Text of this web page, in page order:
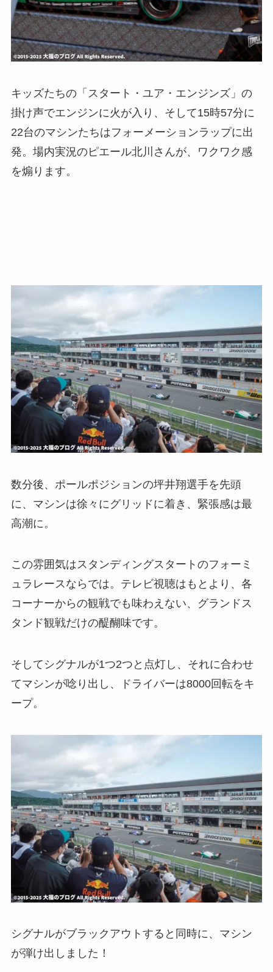
キッズたちの「スタート・ユア・エンジンズ」の
掛け声でエンジンに火が入り、そして15時57分に
22台のマシンたちはフォーメーションラップに出
発。場内実況のピエール北川さんが、ワクワク感
を煽ります。
数分後、ポールポジションの坪井翔選手を先頭
に、マシンは徐々にグリッドに着き、緊張感は最
高潮に。
この雰囲気はスタンディングスタートのフォーミ
ュラレースならでは。テレビ視聴はもとより、各
コーナーからの観戦でも味わえない、グランドス
タンド観戦だけの醍醐味です。
そしてシグナルが1つ2つと点灯し、それに合わせ
てマシンが唸り出し、ドライバーは8000回転をキ
ープ。
シグナルがブラックアウトすると同時に、マシン
が弾け出しました！